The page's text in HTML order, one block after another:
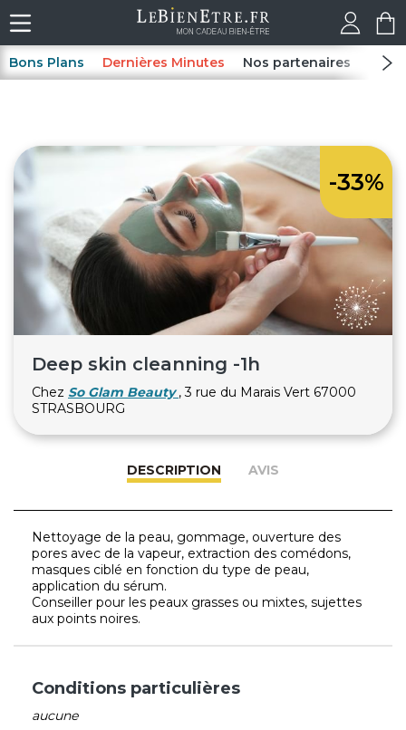
Bons Plans Dernières Minutes Nos partenaires Spas
-33%
Deep skin cleanning -1h
Chez So Glam Beauty , 3 rue du Marais Vert 67000
STRASBOURG
DESCRIPTION AVIS
Nettoyage de la peau, gommage, ouverture des
pores avec de la vapeur, extraction des comédons,
masques ciblé en fonction du type de peau,
application du sérum.
Conseiller pour les peaux grasses ou mixtes, sujettes
aux points noires.
Conditions particulières
aucune